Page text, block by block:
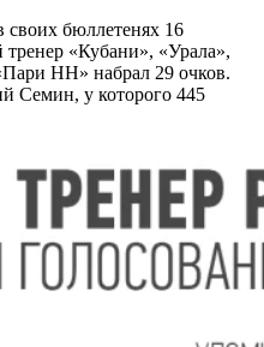
своих бюллетенях 16
«Кубани», «Урала»,
НН» набрал 29 очков.
у которого 445